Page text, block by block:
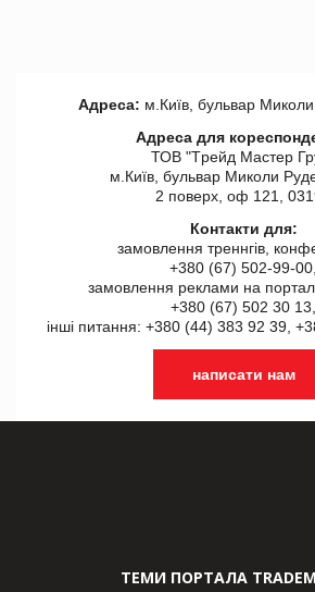
Адреса: м.Київ, бульвар
Адреса для
ТОВ "Tрейд Мастер
м.Київ, бульвар Миколи
2 поверх, оф 121,
Контакти для:
замовлення треннгів,
+380 (67) 502-99-00,
замовлення реклами на
+380 (67) 502 30 13,
інші питання: +380 (44) 383 92 39,
написати нам
ТЕМИ ПОРТАЛА